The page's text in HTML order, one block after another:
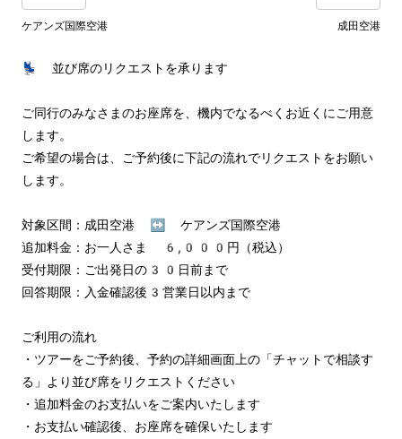
ケアンズ国際空港 成田空港
💺 並び席のリクエストを承ります
ご同行のみなさまのお座席を、機内でなるべくお近くにご用意
します。
ご希望の場合は、ご予約後に下記の流れでリクエストをお願い
します。
対象区間：成田空港 ↔︎ ケアンズ国際空港
追加料金：お一人さま 6,000円（税込）
受付期限：ご出発日の30日前まで
回答期限：入金確認後3営業日以内まで
ご利用の流れ
・ツアーをご予約後、予約の詳細画面上の「チャットで相談す
る」より並び席をリクエストください
・追加料金のお支払いをご案内いたします
・お支払い確認後、お座席を確保いたします